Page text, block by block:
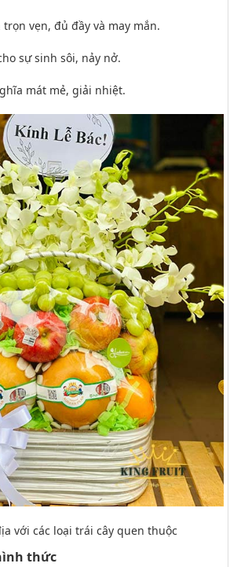
vẹn, đủ đầy và may mắn.
sự sinh sôi, nảy nở.
mát mẻ, giải nhiệt.
với các loại trái cây quen thuộc
thức